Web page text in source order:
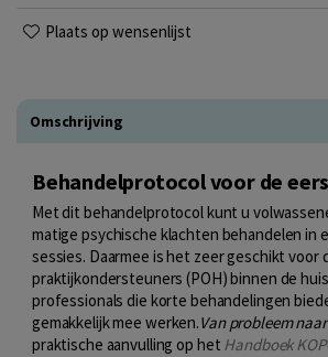
Plaats op wensenlijst
Omschrijving
Behandelprotocol voor de
Met dit behandelprotocol kunt u
matige psychische klachten behandelen in
sessies. Daarmee is het zeer geschikt voor
praktijkondersteuners (POH) binnen de
professionals die korte behandelingen
gemakkelijk mee werken.Van probleem
praktische aanvulling op het Handboek